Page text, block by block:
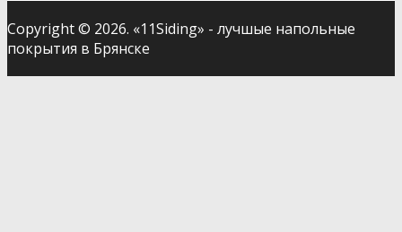
Copyright © 2026. «11Siding» - лучшые напольные
покрытия в Брянске